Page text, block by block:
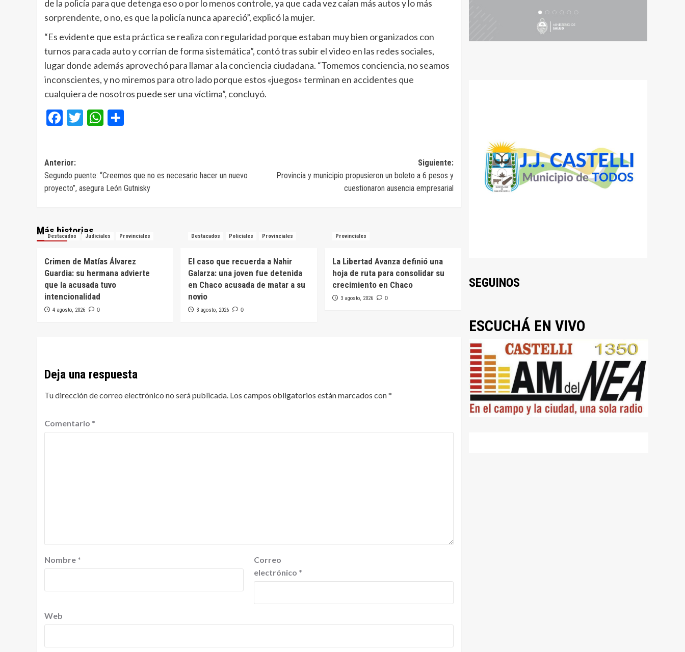
de la policía para que detenga eso o por lo menos controle, ya que cada vez caían más autos y lo más
sorprendente, o no, es que la policía nunca apareció”, explicó la mujer.
“Es evidente que esta práctica se realiza con regularidad porque estaban muy bien organizados con
turnos para cada auto y corrían de forma sistemática”, contó tras subir el video en las redes sociales,
lugar donde además aprovechó para llamar a la conciencia ciudadana. “Tomemos conciencia, no seamos
inconscientes, y no miremos para otro lado porque estos «juegos» terminan en accidentes que
cualquiera de nosotros puede ser una víctima”, concluyó.
Facebook
TwitterWhatsApp
Navegación
de
entradas
Anterior:
Segundo puente: “Creemos que no es necesario hacer un nuevo
proyecto”, asegura León Gutnisky
Siguiente:
Provincia y municipio propusieron un boleto a 6 pesos y
cuestionaron ausencia empresarial
Más historias
Destacados Judiciales Provinciales
Crimen de Matías Álvarez
Guardia: su hermana advierte
que la acusada tuvo
intencionalidad
4 agosto, 2026 0
Destacados Policiales Provinciales
El caso que recuerda a Nahir
Galarza: una joven fue detenida
en Chaco acusada de matar a su
novio
3 agosto, 2026 0
Provinciales
La Libertad Avanza definió una
hoja de ruta para consolidar su
crecimiento en Chaco
3 agosto, 2026 0
Deja una respuesta
Tu dirección de correo electrónico no será publicada. Los campos obligatorios están marcados con*
Comentario *
Nombre *
Correo
electrónico *
Web
SEGUINOS
ESCUCHÁ EN VIVO